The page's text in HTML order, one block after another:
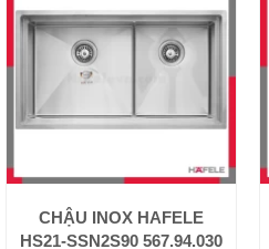
CHẬU INOX HAFELE
HS21-SSN2S90 567.94.030